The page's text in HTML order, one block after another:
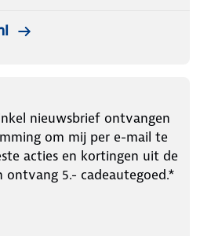
nieuwsbrief ontvangen
om mij per e-mail te
acties en kortingen uit de
ontvang 5.- cadeautegoed.*